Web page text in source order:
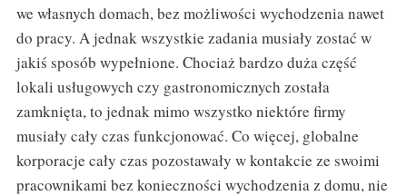
we własnych domach, bez możliwości wychodzenia nawet
do pracy. A jednak wszystkie zadania musiały zostać w
jakiś sposób wypełnione. Chociaż bardzo duża część
lokali usługowych czy gastronomicznych została
zamknięta, to jednak mimo wszystko niektóre firmy
musiały cały czas funkcjonować. Co więcej, globalne
korporacje cały czas pozostawały w kontakcie ze swoimi
pracownikami bez konieczności wychodzenia z domu, nie